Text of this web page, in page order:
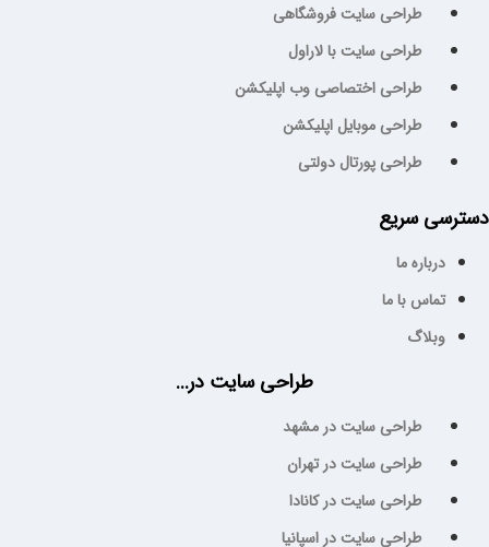
طراحی سایت فروشگاهی
طراحی سایت با لاراول
طراحی اختصاصی وب اپلیکشن
طراحی موبایل اپلیکشن
طراحی پورتال دولتی
دسترسی سریع
درباره ما
تماس با ما
وبلاگ
طراحی سایت در...
طراحی سایت در مشهد
طراحی سایت در تهران
طراحی سایت در کانادا
طراحی سایت در اسپانیا